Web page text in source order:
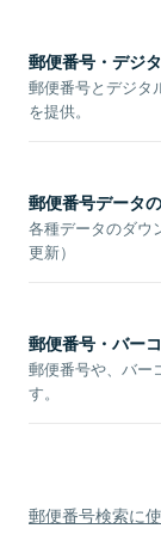
郵便番号・デジ
郵便番号とデジタ
を提供。
郵便番号データ
各種データのダウ
更新）
郵便番号・バー
郵便番号や、バー
す。
郵便番号検索に